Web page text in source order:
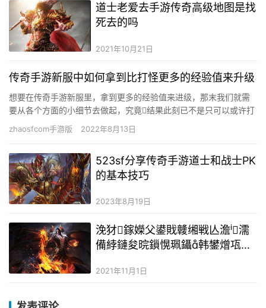
道士老爱去手游传奇高级地图是找
死去的吗
2021年10月21日
传奇手游新服中如何拿到比打怪更多的经验值来升级
想要在传奇手游新服里，拿到更多的经验值来进级，那末我们就需
要从各个方面的小细节去做起，究竟结果此刻已不是只可以或许打
怪进级的时期了，年夜家有着良多可以或许比起纯真刷怪速度更快
zhaosfcom手游版 2022年8月13日
523sf分享传奇手游道士和战士PK
的基本技巧
2023年8月19日
浼犲鎵嬫父鍙戝竷缃戦亾澹濡
備綍鏈夋晥鎻愰珮鑷韩鐢熷瓨鍑
2021年11月1日